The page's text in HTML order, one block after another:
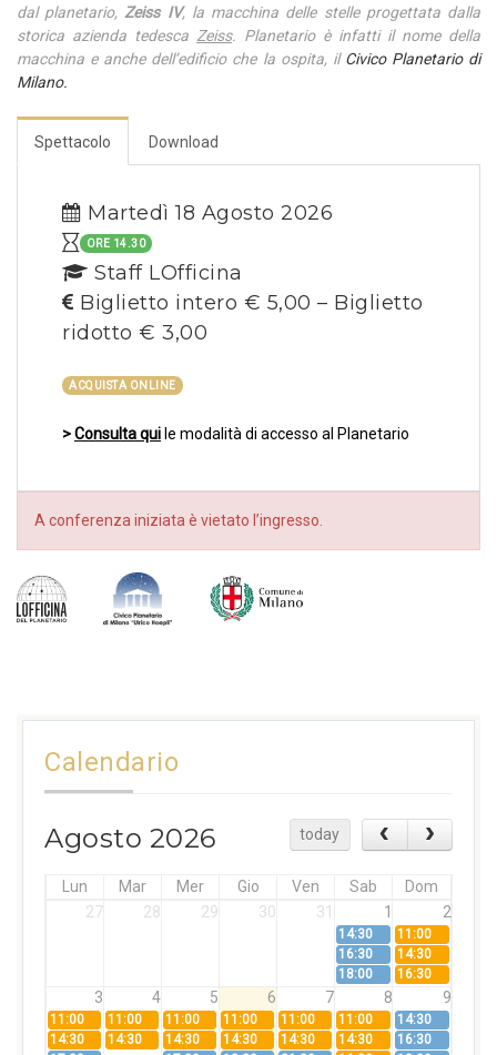
dal planetario,Zeiss IV, la macchina delle stelle progettata dalla
storica azienda tedesca Zeiss. Planetario è infatti il nome della
macchina e anche dell’edificio che la ospita, il Civico Planetario di
Milano.
Spettacolo Download
Martedì 18 Agosto 2026
ORE 14.30
Staff LOfficina
Biglietto intero € 5,00 – Biglietto
ridotto € 3,00
ACQUISTA ONLINE
>Consulta qui le modalità di accesso al Planetario
A conferenza iniziata è vietato l’ingresso.
Calendario
Agosto 2026 today
Lun Mar Mer Gio Ven Sab
Dom
27
28 29 30 31 1 2
14:30
11:00
16:30
14:30
18:00
16:30
3 4 5 6 7 8 9
11:00 11:00 11:00 11:00 11:00 11:00
14:30
14:30
14:30 14:30 14:30 14:30 14:30
16:30